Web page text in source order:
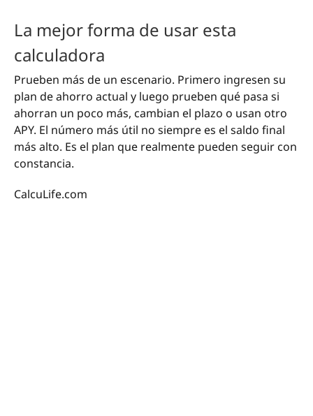
La mejor forma de usar esta
calculadora
Prueben más de un escenario. Primero ingresen su
plan de ahorro actual y luego prueben qué pasa si
ahorran un poco más, cambian el plazo o usan otro
APY. El número más útil no siempre es el saldo final
más alto. Es el plan que realmente pueden seguir con
constancia.
CalcuLife.com